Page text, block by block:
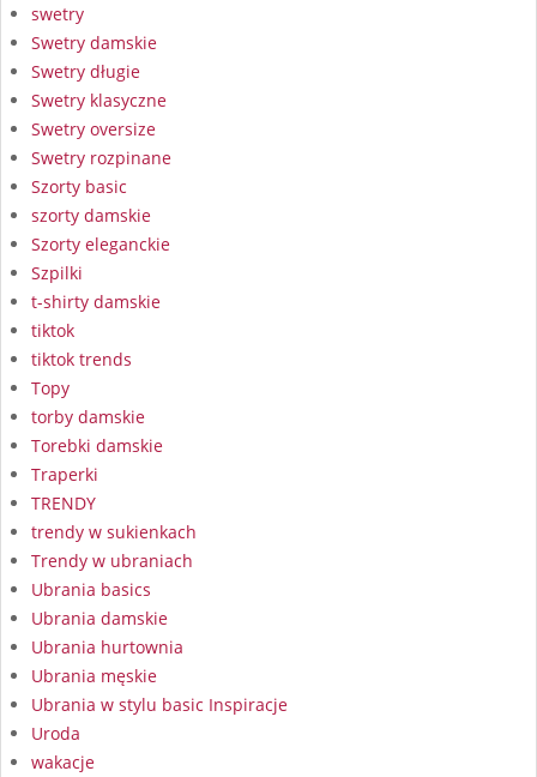
swetry
Swetry damskie
Swetry długie
Swetry klasyczne
Swetry oversize
Swetry rozpinane
Szorty basic
szorty damskie
Szorty eleganckie
Szpilki
t-shirty damskie
tiktok
tiktok trends
Topy
torby damskie
Torebki damskie
Traperki
TRENDY
trendy w sukienkach
Trendy w ubraniach
Ubrania basics
Ubrania damskie
Ubrania hurtownia
Ubrania męskie
Ubrania w stylu basic Inspiracje
Uroda
wakacje